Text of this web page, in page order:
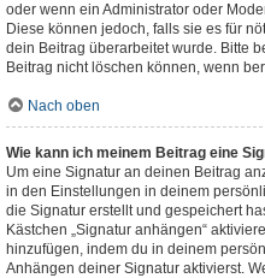
oder wenn ein Administrator oder
Diese können jedoch, falls sie es für
dein Beitrag überarbeitet wurde. Bitte
Beitrag nicht löschen können, wenn
Nach oben
Wie kann ich meinem Beitrag eine
Um eine Signatur an deinen Beitrag
in den Einstellungen in deinem
die Signatur erstellt und gespeichert
Kästchen „Signatur anhängen“
hinzufügen, indem du in deinem
Anhängen deiner Signatur aktivierst.